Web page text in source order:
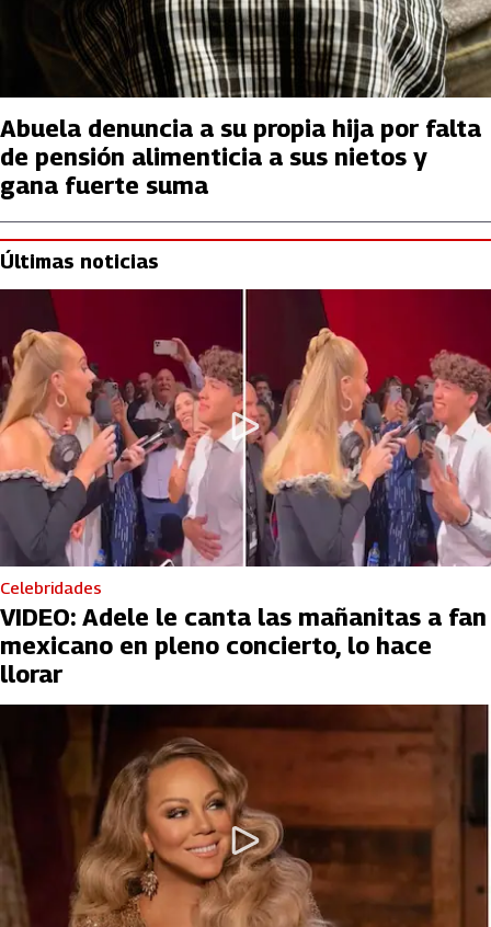
Abuela denuncia a su propia hija por falta
de pensión alimenticia a sus nietos y
gana fuerte suma
Últimas noticias
Celebridades
VIDEO: Adele le canta las mañanitas a fan
mexicano en pleno concierto, lo hace
llorar